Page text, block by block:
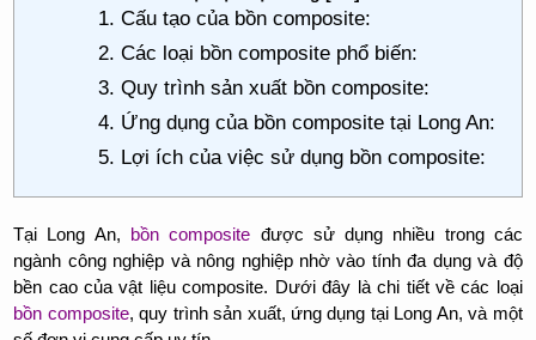
1. Cấu tạo của bồn composite:
2. Các loại bồn composite phổ biến:
3. Quy trình sản xuất bồn composite:
4. Ứng dụng của bồn composite tại Long An:
5. Lợi ích của việc sử dụng bồn composite:
Tại Long An, bồn composite được sử dụng nhiều trong các
ngành công nghiệp và nông nghiệp nhờ vào tính đa dụng và độ
bền cao của vật liệu composite. Dưới đây là chi tiết về các loại
bồn composite, quy trình sản xuất, ứng dụng tại Long An, và một